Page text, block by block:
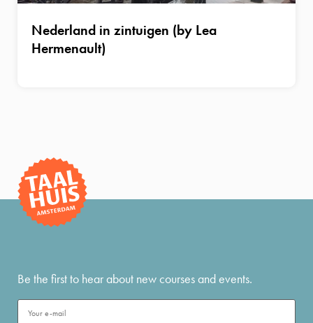
Nederland in zintuigen (by Lea
Hermenault)
Be the first to hear about new courses and events.